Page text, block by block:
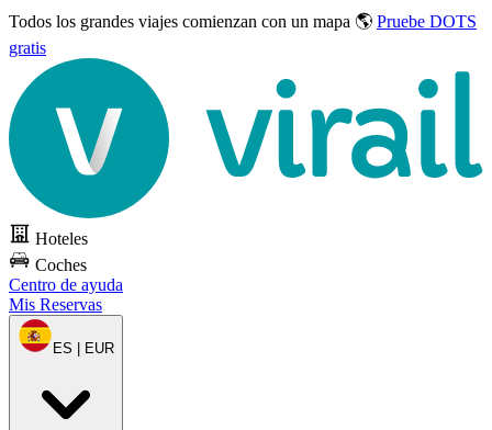
Todos los grandes viajes comienzan con un mapa 🌎 Pruebe DOTS
gratis
Hoteles
Coches
Centro de ayuda
Mis Reservas
ES | EUR